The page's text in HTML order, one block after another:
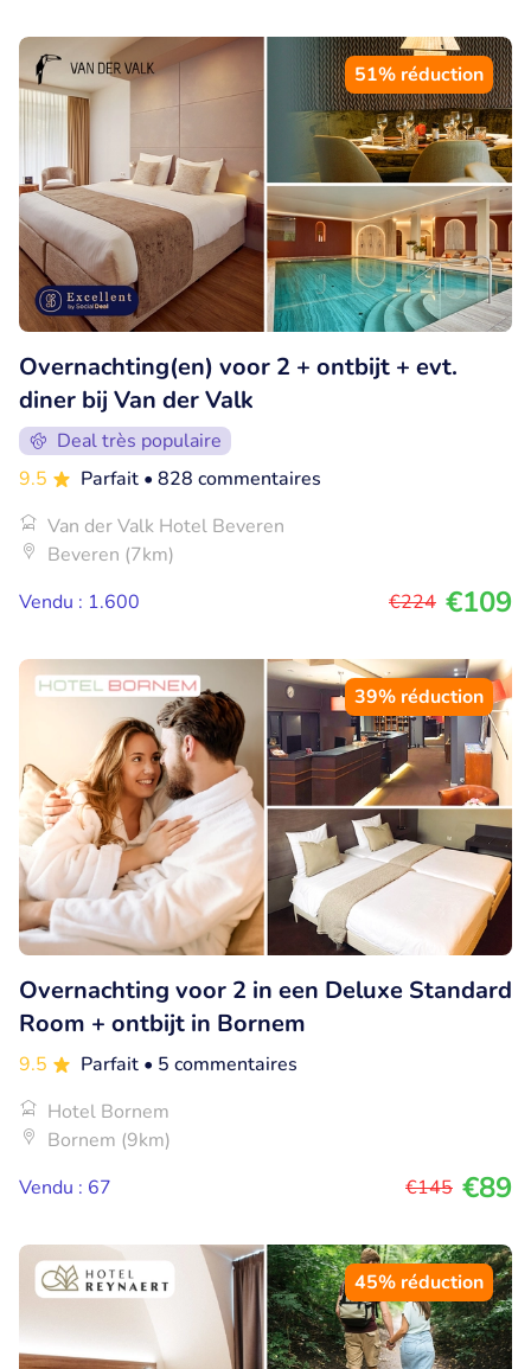
51% réduction
Overnachting(en) voor 2 + ontbijt + evt.
diner bij Van der Valk
Deal très populaire
9.5
Parfait • 828 commentaires
Van der Valk Hotel Beveren
Beveren (7km)
Vendu : 1.600
€224 €109
39% réduction
Overnachting voor 2 in een Deluxe Standard
Room + ontbijt in Bornem
9.5 Parfait • 5 commentaires
Hotel Bornem
Bornem (9km)
Vendu : 67
€145 €89
45% réduction